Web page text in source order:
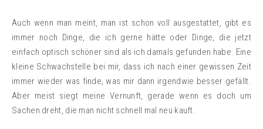
Auch wenn man meint, man ist schon voll ausgestattet, gibt es
immer noch Dinge, die ich gerne hätte oder Dinge, die jetzt
einfach optisch schöner sind als ich damals gefunden habe. Eine
kleine Schwachstelle bei mir, dass ich nach einer gewissen Zeit
immer wieder was finde, was mir dann irgendwie besser gefällt.
Aber meist siegt meine Vernunft, gerade wenn es doch um
Sachen dreht, die man nicht schnell mal neu kauft.